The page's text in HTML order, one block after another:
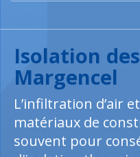
Isolation
Margencel
L’infiltration d’air
matériaux de
souvent pour